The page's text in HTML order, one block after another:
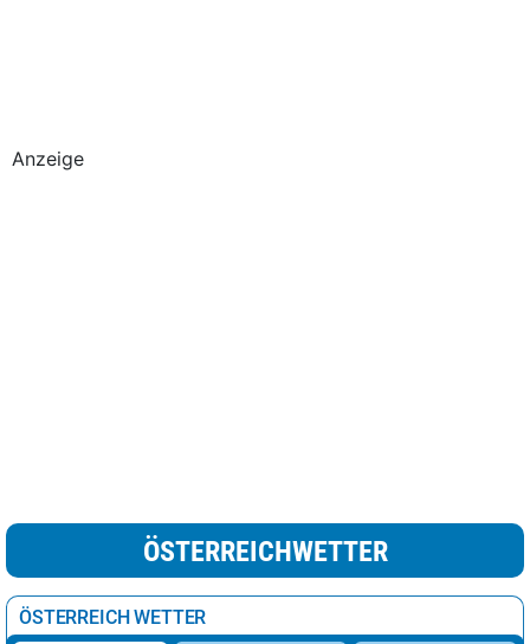
Anzeige
ÖSTERREICHWETTER
ÖSTERREICH WETTER